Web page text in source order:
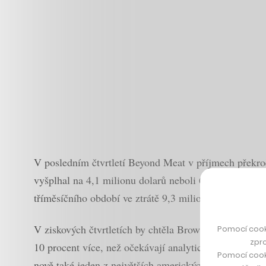
V posledním čtvrtletí Beyond Meat v příjmech
vyšplhal na 4,1 milionu dolarů neboli 6 centů na
tříměsíčního období ve ztrátě 9,3 milionu dolarů,
V ziskových čtvrtletích by chtěla Brownova firma
10 procent více, než očekávají analytici. Za růstem
Pomocí
Pomocí